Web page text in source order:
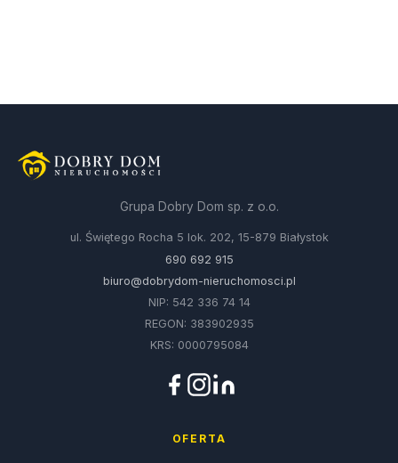
Grupa Dobry Dom sp. z o.o.
ul. Świętego Rocha 5 lok. 202, 15-879 Białystok
690 692 915
biuro@dobrydom-nieruchomosci.pl
NIP: 542 336 74 14
REGON: 383902935
KRS: 0000795084
OFERTA